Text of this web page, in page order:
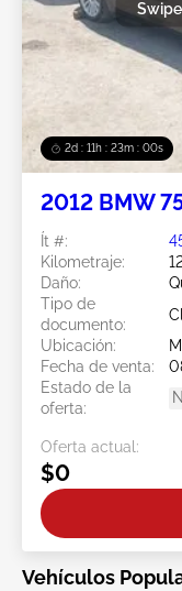
2d : 11h : 23m : 00s
2012 BMW
Ít #:
Kilometraje:
Daño:
Tipo de
documento:
Ubicación:
Fecha de venta:
Estado de la
oferta:
Oferta actual:
$0
Vehículos